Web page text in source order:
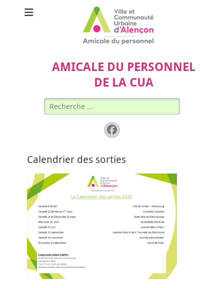
AMICALE DU PERSONNEL
DE LA CUA
Rechercher :
Facebook
Calendrier des sorties